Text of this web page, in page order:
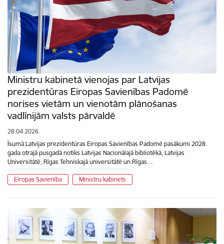
Ministru kabinetā vienojas par Latvijas
prezidentūras Eiropas Savienības Padomē
norises vietām un vienotām plānošanas
vadlīnijām valsts pārvaldē
28.04.2026.
Īsumā Latvijas prezidentūras Eiropas Savienības Padomē pasākumi 2028.
gada otrajā pusgadā notiks Latvijas Nacionālajā bibliotēkā, Latvijas
Universitātē, Rīgas Tehniskajā universitātē un Rīgas…
Eiropas Savienība Ministru kabinets